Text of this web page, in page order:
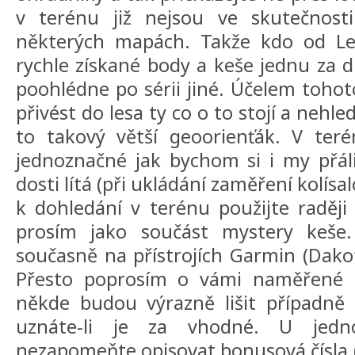
v terénu již nejsou ve
některých mapách. Takže kdo od
rychle získané body a keše jednu za
poohlédne po sérii jiné. Účelem
přivést do lesa ty co o to stojí a
to takový větší geoorienťák. V
jednoznačné jak bychom si i my
dosti lítá (při ukládání zaměření
k dohledání v terénu použijte
prosím jako součást mystery
současně na přístrojích Garmin
Přesto poprosím o vámi naměřené
někde budou výrazně lišit
uznáte-li je za vhodné. U